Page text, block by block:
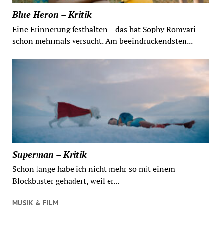
Blue Heron – Kritik
Eine Erinnerung festhalten – das hat Sophy Romvari
schon mehrmals versucht. Am beeindruckendsten...
Superman – Kritik
Schon lange habe ich nicht mehr so mit einem
Blockbuster gehadert, weil er...
MUSIK & FILM